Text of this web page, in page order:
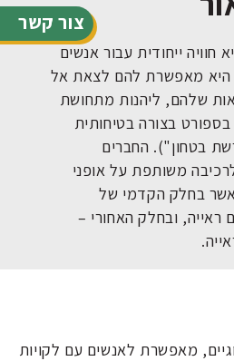
צור קשר
חוויה ייחודית עבור אנשים
היא מאפשרת להם לצאת אל
שלהם, ליהנות מתחושת
בצורה בטיחותית
בטחון"). החברים
משותפת על אופני
בחלק הקדמי של
ראייה, ובחלק האחורי –
מאפשרת לאנשים עם לקויות